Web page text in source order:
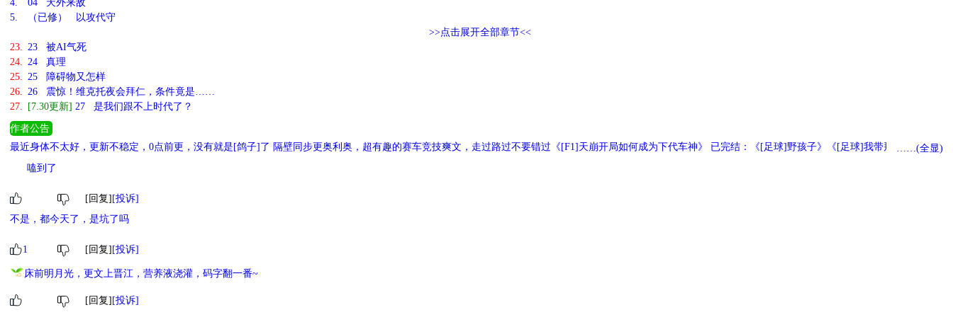
4.
04 天外来敌
5.
（已修） 以攻代守
>>点击展开全部章节<<
23. 23 被AI气死
24. 24 真理
25. 25 障碍物又怎样
26. 26 震惊！维克托夜会拜仁，条件竟是……
27.
[7.30更新] 27 是我们跟不上时代了？
作者公告
最近身体不太好，更新不稳定，0点前更，没有就是[鸽子]了 隔壁同步更奥利奥，超有趣的赛车竞技爽文，走过路过不要错过《[F1]天崩开局如何成为下代车神》 已完结：《[足球]野孩子》《[足球]我带拜仁，真的假
的？》《[足球]坏小子巴蒂》
……(全显)
嗑到了
[回复] [投诉]
不是，都今天了，是坑了吗
1 [回复] [投诉]
床前明月光，更文上晋江，营养液浇灌，码字翻一番~
[回复] [投诉]